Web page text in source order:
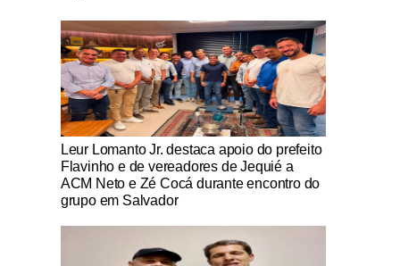
Notícias Católicas
Leur Lomanto Jr. destaca apoio do prefeito
Flavinho e de vereadores de Jequié a
ACM Neto e Zé Cocá durante encontro do
grupo em Salvador